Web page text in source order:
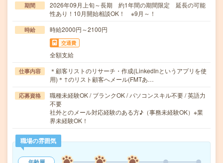
期間
2026年09月上旬～長期 約1年間の期間限定 延長の可能
性あり！10月開始相談OK！ ※9月～！
時給 時給2000円～2100円
交通費
全額支給
仕事内容
＊顧客リストのリサーチ・作成(LinkedInというアプリを使
用)＊↑のリスト顧客へメール(FMTあ…
応募資格
職種未経験OK / ブランクOK / パソコンスキル不要 / 英語力
不要
社外とのメール対応経験のある方♪（事務未経験OK）※業
界未経験OK！
職場の雰囲気